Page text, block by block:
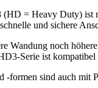
= Heavy Duty) ist
und sichere
Wandung noch
Serie ist
-formen sind auch